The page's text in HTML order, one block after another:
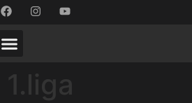
1.liga